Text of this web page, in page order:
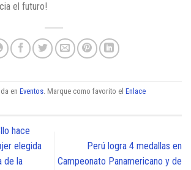
el futuro!​
en Eventos. Marque como favorito el Enlace
hace
elegida
de la
Perú logra 4 medallas en
Campeonato Panamericano y de